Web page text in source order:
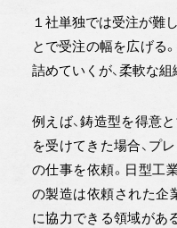
１社単独では受注が難
とで受注の幅を広げる
詰めていくが、柔軟な
例えば、鋳造型を得意
を受けてきた場合、プ
の仕事を依頼。日型工
の製造は依頼された企
に協力できる領域があ